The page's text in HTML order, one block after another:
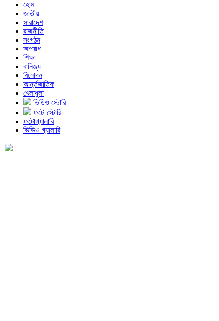
হোম
জাতীয়
সারাদেশ
রাজনীতি
সংগঠন
অপরাধ
শিক্ষা
বানিজ্য
বিনোদন
আর্ন্তজাতিক
খেলাধুলা
ভিডিও স্টোরি
ফটো স্টোরি
ফটোগ্যালারি
ভিডিও গ্যালারি